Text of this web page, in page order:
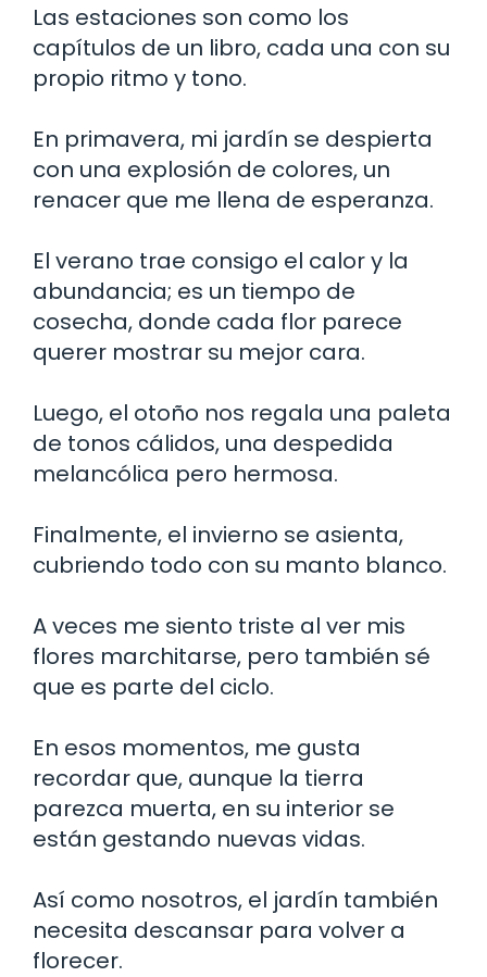
Las estaciones son como los
capítulos de un libro, cada una con su
propio ritmo y tono.
En primavera, mi jardín se despierta
con una explosión de colores, un
renacer que me llena de esperanza.
El verano trae consigo el calor y la
abundancia; es un tiempo de
cosecha, donde cada flor parece
querer mostrar su mejor cara.
Luego, el otoño nos regala una paleta
de tonos cálidos, una despedida
melancólica pero hermosa.
Finalmente, el invierno se asienta,
cubriendo todo con su manto blanco.
A veces me siento triste al ver mis
flores marchitarse, pero también sé
que es parte del ciclo.
En esos momentos, me gusta
recordar que, aunque la tierra
parezca muerta, en su interior se
están gestando nuevas vidas.
Así como nosotros, el jardín también
necesita descansar para volver a
florecer.